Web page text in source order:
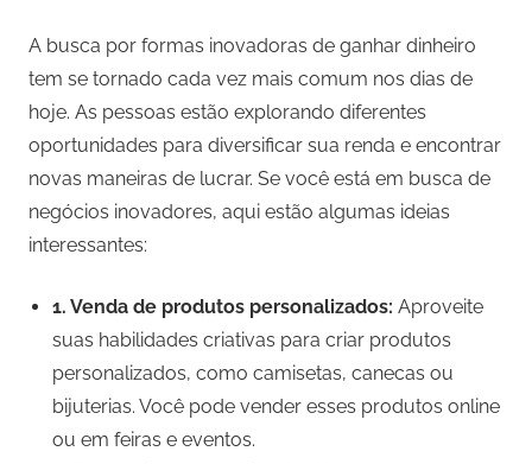
A busca por formas inovadoras de ganhar dinheiro
tem se tornado cada vez mais comum nos dias de
hoje. As pessoas estão explorando diferentes
oportunidades para diversificar sua renda e encontrar
novas maneiras de lucrar. Se você está em busca de
negócios inovadores, aqui estão algumas ideias
interessantes:
1. Venda de produtos personalizados: Aproveite
suas habilidades criativas para criar produtos
personalizados, como camisetas, canecas ou
bijuterias. Você pode vender esses produtos online
ou em feiras e eventos.